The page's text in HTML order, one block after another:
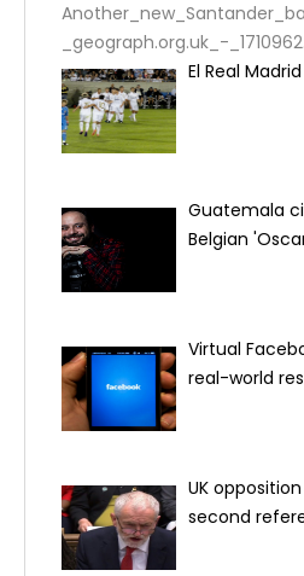
_geograph.org.uk_-
El Real
Guatemala
Belgian
Virtual
real-world
UK
second